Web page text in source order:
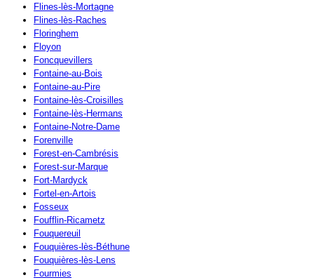
Flines-lès-Mortagne
Flines-lès-Raches
Floringhem
Floyon
Foncquevillers
Fontaine-au-Bois
Fontaine-au-Pire
Fontaine-lès-Croisilles
Fontaine-lès-Hermans
Fontaine-Notre-Dame
Forenville
Forest-en-Cambrésis
Forest-sur-Marque
Fort-Mardyck
Fortel-en-Artois
Fosseux
Foufflin-Ricametz
Fouquereuil
Fouquières-lès-Béthune
Fouquières-lès-Lens
Fourmies